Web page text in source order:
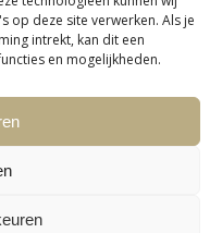
op deze site verwerken. Als je
intrekt, kan dit een
en mogelijkheden.
- GS Designs